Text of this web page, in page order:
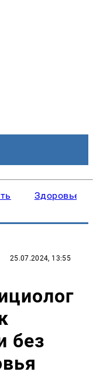
Здоровье
25.07.2024, 13:55
без